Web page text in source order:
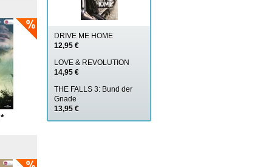
DRIVE ME HOME
12,95 €
LOVE & REVOLUTION
14,95 €
THE FALLS 3: Bund der
Gnade
13,95 €